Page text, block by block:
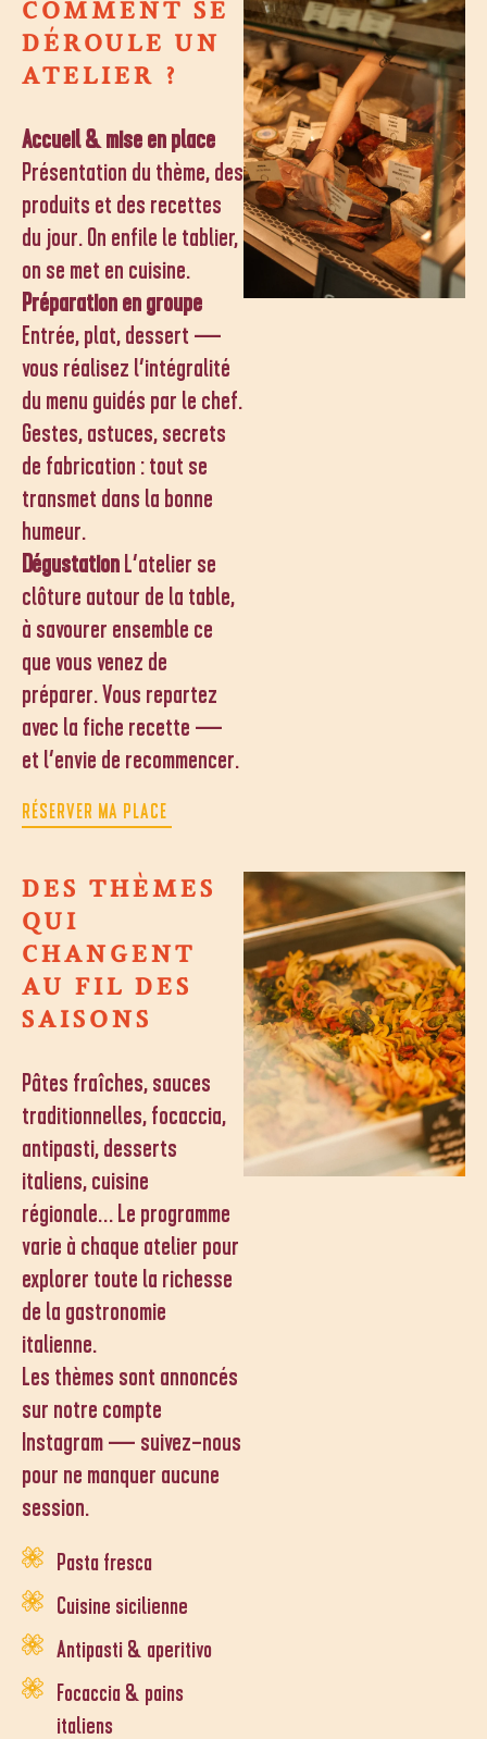
COMMENT SE
DÉROULE UN
ATELIER ?
Accueil & mise en place
Présentation du thème, des
produits et des recettes
du jour. On enfile le tablier,
on se met en cuisine.
Préparation en groupe
Entrée, plat, dessert —
vous réalisez l’intégralité
du menu guidés par le chef.
Gestes, astuces, secrets
de fabrication : tout se
transmet dans la bonne
humeur.
Dégustation L’atelier se
clôture autour de la table,
à savourer ensemble ce
que vous venez de
préparer. Vous repartez
avec la fiche recette —
et l’envie de recommencer.
RÉSERVER MA PLACE
DES THÈMES
QUI
CHANGENT
AU FIL DES
SAISONS
Pâtes fraîches, sauces
traditionnelles, focaccia,
antipasti, desserts
italiens, cuisine
régionale… Le programme
varie à chaque atelier pour
explorer toute la richesse
de la gastronomie
italienne.
Les thèmes sont annoncés
sur notre compte
Instagram — suivez-nous
pour ne manquer aucune
session.
Pasta fresca
Cuisine sicilienne
Antipasti & aperitivo
Focaccia & pains
italiens